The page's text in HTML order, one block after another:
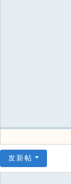
发新帖